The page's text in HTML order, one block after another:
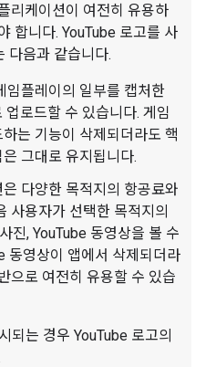
리케이션이 여전히 유용하
합니다. YouTube 로고를 사
다음과 같습니다.
임플레이의 일부를 캡처한
업로드할 수 있습니다. 게임
는 기능이 삭제되더라도 핵
그대로 유지됩니다.
다양한 목적지의 항공료와
사용자가 선택한 목적지의
진, YouTube 동영상을 볼 수
동영상이 앱에서 삭제되더라
으로 여전히 유용할 수 있습
되는 경우 YouTube 로고의